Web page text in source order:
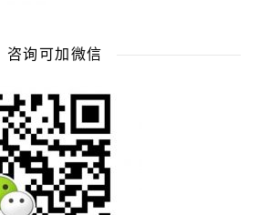
咨询可加微信